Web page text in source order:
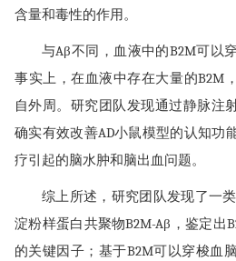
含量和毒性的作用。
与Aβ不同，血液中的B2M可以
事实上，在血液中存在大量的B2M
自外周。研究团队发现通过静脉注
确实有效改善AD小鼠模型的认知功
疗引起的脑水肿和脑出血问题。
综上所述，研究团队发现了一
淀粉样蛋白共聚物B2M-Aβ，鉴定出
的关键因子；基于B2M可以穿梭血